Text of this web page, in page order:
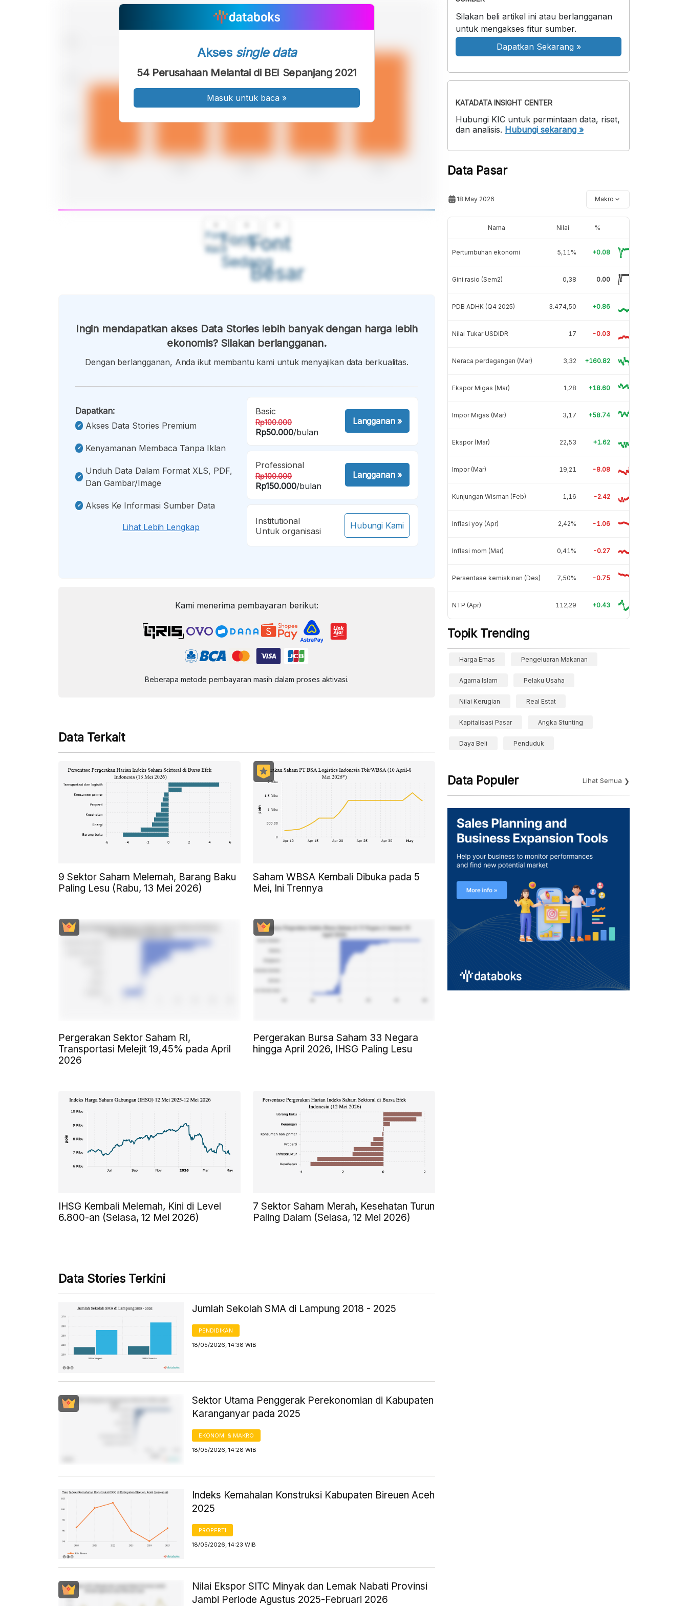
Font
Kecil
Font
Sedang
Font
Besar
Akses single data
54 Perusahaan Melantai di BEI Sepanjang 2021
Masuk untuk baca »
Ingin mendapatkan akses Data Stories lebih banyak dengan harga lebih
ekonomis? Silakan berlangganan.
Dengan berlangganan, Anda ikut membantu kami untuk menyajikan data berkualitas.
Dapatkan:
Akses Data Stories Premium
Kenyamanan Membaca Tanpa Iklan
Unduh Data Dalam Format XLS, PDF,
Dan Gambar/image
Akses Ke Informasi Sumber Data
Lihat Lebih Lengkap
Basic
Rp100.000
Rp50.000/bulan
Langganan»
Professional
Rp100.000
Rp150.000/bulan
Langganan»
Institutional
Untuk organisasi
Hubungi Kami
Kami menerima pembayaran berikut:
Beberapa metode pembayaran masih dalam proses aktivasi.
Data Terkait
9 Sektor Saham Melemah, Barang Baku
Paling Lesu (Rabu, 13 Mei 2026)
Saham WBSA Kembali Dibuka pada 5
Mei, Ini Trennya
Pergerakan Sektor Saham RI,
Transportasi Melejit 19,45% pada April
2026
Pergerakan Bursa Saham 33 Negara
hingga April 2026, IHSG Paling Lesu
IHSG Kembali Melemah, Kini di Level
6.800-an (Selasa, 12 Mei 2026)
7 Sektor Saham Merah, Kesehatan Turun
Paling Dalam (Selasa, 12 Mei 2026)
Data Stories Terkini
Jumlah Sekolah SMA di Lampung 2018 - 2025
PENDIDIKAN
18/05/2026, 14:38 WIB
Sektor Utama Penggerak Perekonomian di Kabupaten
Karanganyar pada 2025
EKONOMI & MAKRO
18/05/2026, 14:28 WIB
Indeks Kemahalan Konstruksi Kabupaten Bireuen Aceh
2025
PROPERTI
18/05/2026, 14:23 WIB
Nilai Ekspor SITC Minyak dan Lemak Nabati Provinsi
Jambi Periode Agustus 2025-Februari 2026
Silakan beli artikel ini atau berlangganan
untuk mengakses fitur sumber.
Dapatkan Sekarang »
KATADATA INSIGHT CENTER
Hubungi KIC untuk permintaan data, riset,
dan analisis. Hubungi sekarang »
Data Pasar
18 May 2026 Makro
Nama Nilai %
Pertumbuhan ekonomi 5,11% +0.08
Gini rasio (Sem2) 0,38 0.00
PDB ADHK (Q4 2025) 3.474,50 +0.86
Nilai Tukar USDIDR 17 -0.03
Neraca perdagangan (Mar) 3,32 +160.82
Ekspor Migas (Mar) 1,28 +18.60
Impor Migas (Mar) 3,17 +58.74
Ekspor (Mar) 22,53 +1.62
Impor (Mar) 19,21 -8.08
Kunjungan Wisman (Feb) 1,16 -2.42
Inflasi yoy (Apr) 2,42% -1.06
Inflasi mom (Mar) 0,41% -0.27
Persentase kemiskinan (Des) 7,50% -0.75
NTP (Apr) 112,29 +0.43
Topik Trending
Harga Emas Pengeluaran Makanan
Agama Islam Pelaku Usaha
Nilai Kerugian Real Estat
Kapitalisasi Pasar Angka Stunting
Daya Beli Penduduk
Data Populer Lihat Semua